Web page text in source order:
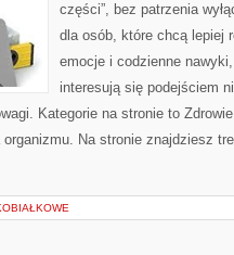
części”, bez patrzenia
dla osób, które chcą lepiej
emocje i codzienne
interesują się podejściem
Kategorie na stronie to
Na stronie znajdziesz